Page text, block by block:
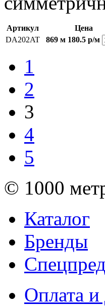
Артикул
Цена
DA202AT
869 м 180.5 р/м
1
2
3
4
5
© 1000
Каталог
Бренды
Оплата и